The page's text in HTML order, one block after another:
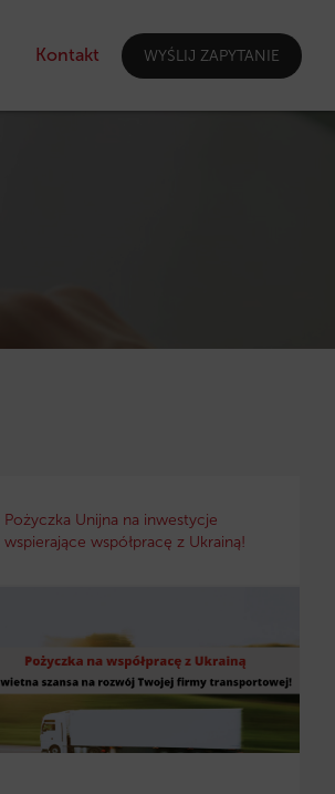
Kontakt WYŚLIJ ZAPYTANIE
Pożyczka Unijna na inwestycje
wspierające współpracę z Ukrainą!